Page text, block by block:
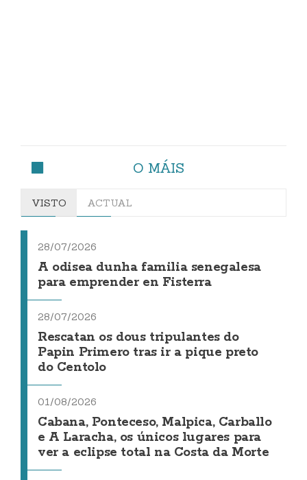
O MÁIS
VISTO ACTUAL
28/07/2026
A odisea dunha familia senegalesa
para emprender en Fisterra
28/07/2026
Rescatan os dous tripulantes do
Papin Primero tras ir a pique preto
do Centolo
01/08/2026
Cabana, Ponteceso, Malpica, Carballo
e A Laracha, os únicos lugares para
ver a eclipse total na Costa da Morte